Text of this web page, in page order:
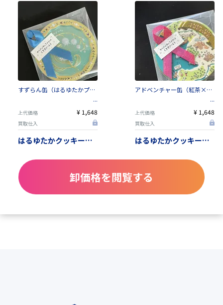
すずらん缶（はるゆたかプレーン &きなこ× カカオニブ＆紅茶×カカオニブ＆ココア×カカオニブ）
上代価格 ¥ 1,648
買取仕入
はるゆたかクッキー いちさか
アドベンチャー缶（紅茶×カカオニブ、緑茶×カカオニブ、珈琲×カカオニブ、ココア×カカオニブ）
上代価格 ¥ 1,648
買取仕入
はるゆたかクッキー いちさか
卸価格を閲覧する